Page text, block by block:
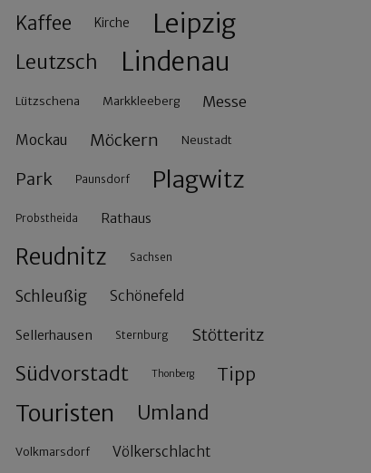
Kaffee Kirche Leipzig
Leutzsch Lindenau
Lützschena Markkleeberg Messe
Mockau Möckern Neustadt
Park Paunsdorf Plagwitz
Probstheida Rathaus
Reudnitz Sachsen
Schleußig Schönefeld
Sellerhausen Sternburg Stötteritz
Südvorstadt Thonberg Tipp
Touristen Umland
Volkmarsdorf Völkerschlacht